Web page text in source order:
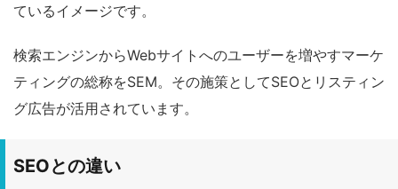
ているイメージです。
検索エンジンからWebサイトへのユーザーを増やすマーケ
ティングの総称をSEM。その施策としてSEOとリスティン
グ広告が活用されています。
SEOとの違い